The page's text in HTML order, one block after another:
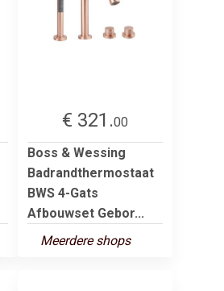
€ 321.00
Boss & Wessing
Badrandthermostaat
BWS 4-Gats
Afbouwset Gebor...
Meerdere shops